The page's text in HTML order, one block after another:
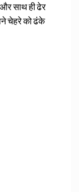
साथ ही ढेर
चेहरे को ढंके